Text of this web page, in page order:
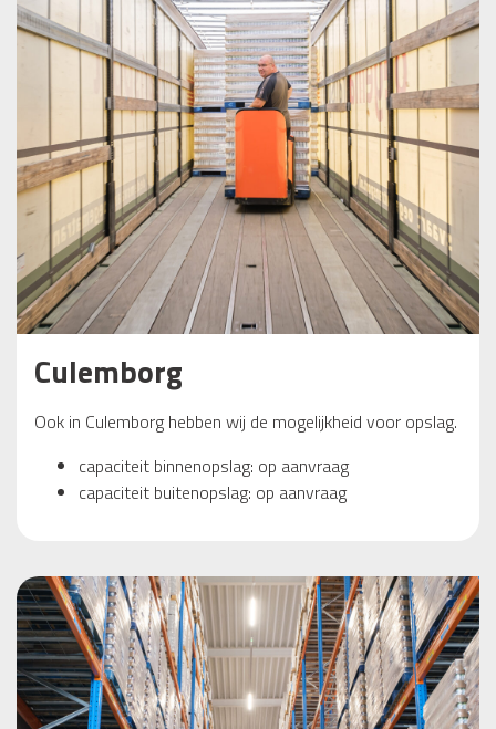
Culemborg
Ook in Culemborg hebben wij de mogelijkheid voor opslag.
capaciteit binnenopslag: op aanvraag
capaciteit buitenopslag: op aanvraag